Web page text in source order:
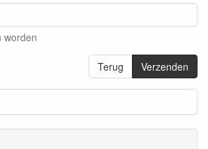
worden
Terug Verzenden